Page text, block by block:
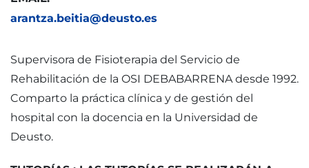
arantza.beitia@deusto.es
Supervisora de Fisioterapia del Servicio de
Rehabilitación de la OSI DEBABARRENA desde 1992.
Comparto la práctica clínica y de gestión del
hospital con la docencia en la Universidad de
Deusto.